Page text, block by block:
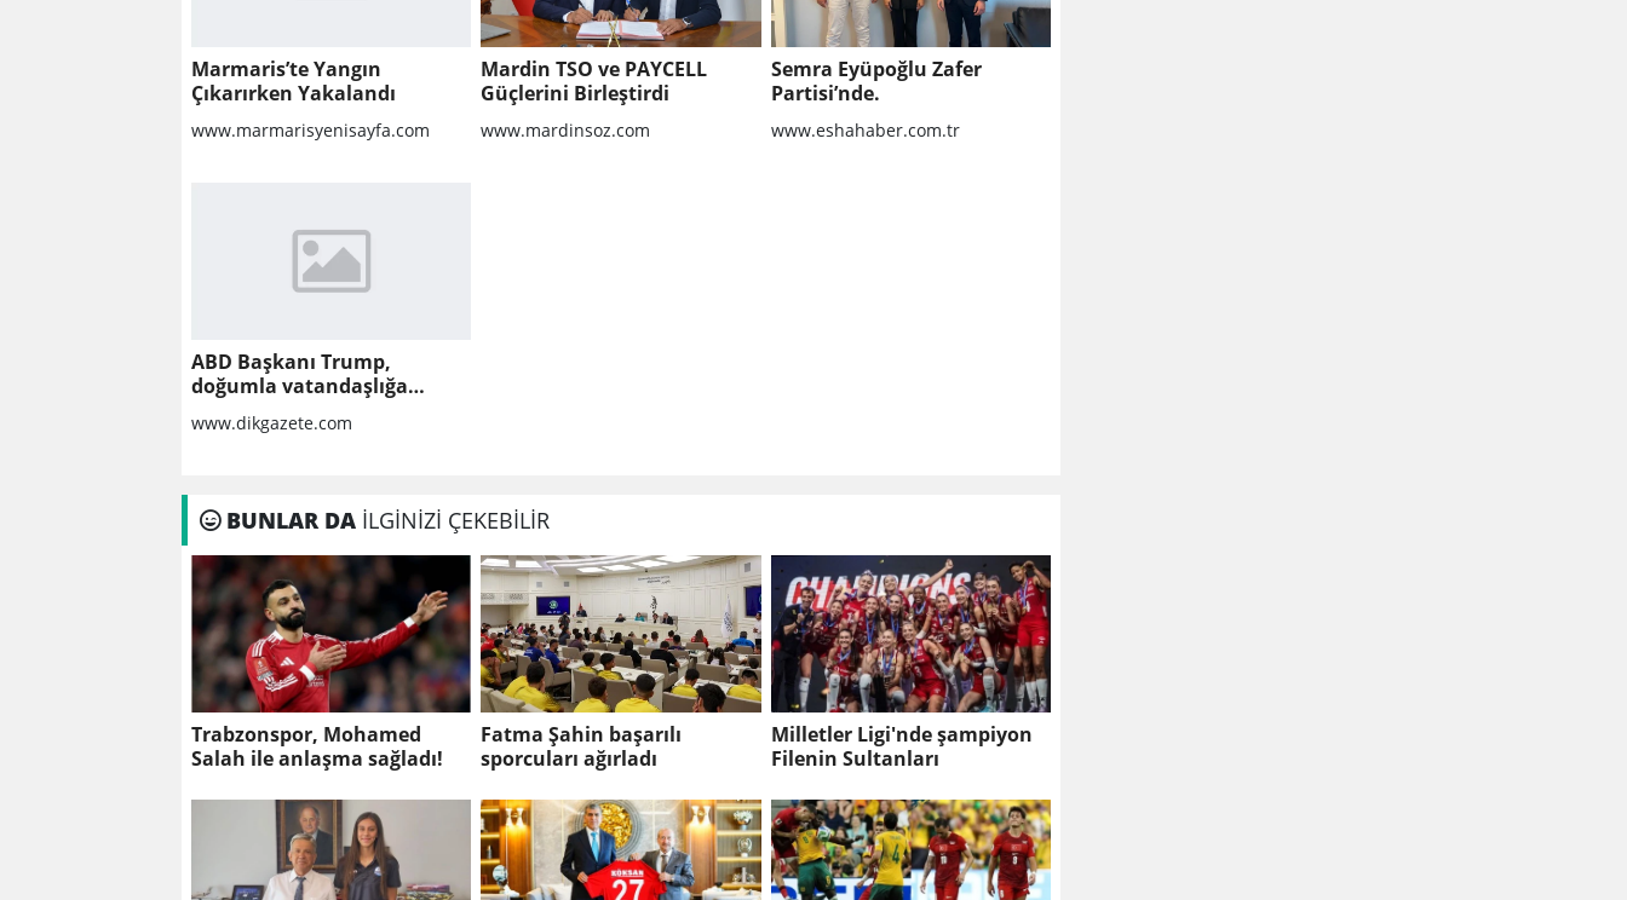
Marmaris’te Yangın
Çıkarırken Yakalandı
www.marmarisyenisayfa.com
Mardin TSO ve PAYCELL
Güçlerini Birleştirdi
www.mardinsoz.com
Semra Eyüpoğlu Zafer
Partisi’nde.
www.eshahaber.com.tr
ABD Başkanı Trump,
doğumla vatandaşlığa
yönelik kısıtlamaları
genişleten kararnameler
www.dikgazete.com
BUNLAR DA İLGİNİZİ ÇEKEBİLİR
Trabzonspor, Mohamed
Salah ile anlaşma sağladı!
Fatma Şahin başarılı
sporcuları ağırladı
Milletler Ligi'nde şampiyon
Filenin Sultanları